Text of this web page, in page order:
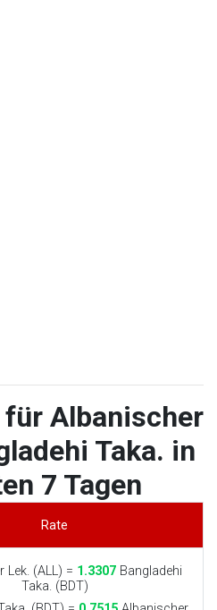
Albanischer
Taka. in
7 Tagen
Rate
Lek. (ALL) = 1.3307 Bangladehi
Taka. (BDT)